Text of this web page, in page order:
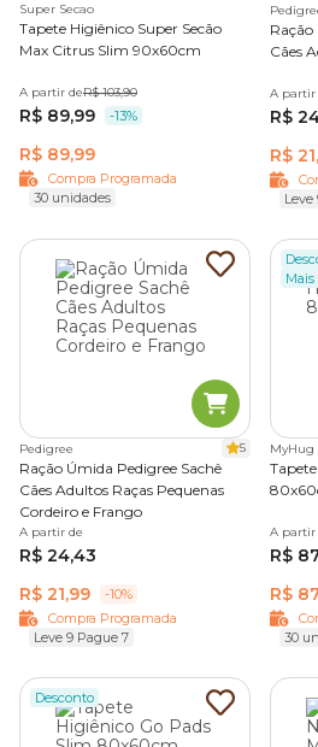
Super Secao
Tapete Higiênico Super Secão
Max Citrus Slim 90x60cm
A partir deR$ 103,90
R$ 89,99 -13%
R$ 89,99
Compra Programada
30 unidades
Ração
Cães
A partir
R$
R$
Leve
Pedigree 5
Ração Úmida Pedigree Sachê
Cães Adultos Raças Pequenas
Cordeiro e Frango
A partir de
R$ 24,43
R$ 21,99
-10%
Compra Programada
Leve 9 Pague 7
MyHug
A partir
R$
R$
30
Desconto